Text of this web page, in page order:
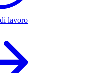
lavoro